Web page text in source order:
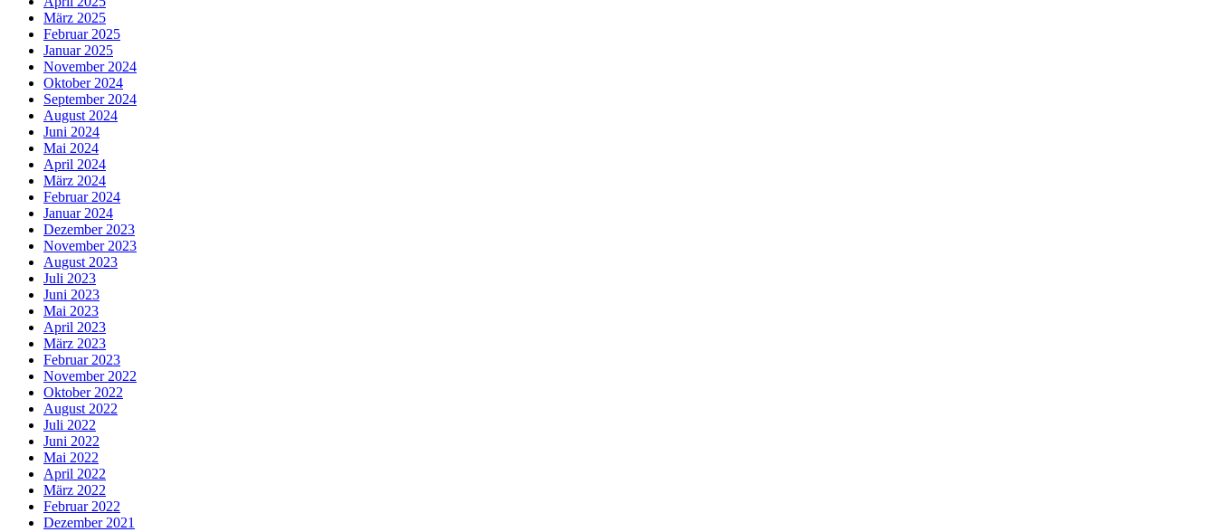
März 2025
Februar 2025
Januar 2025
November 2024
Oktober 2024
September 2024
August 2024
Juni 2024
Mai 2024
April 2024
März 2024
Februar 2024
Januar 2024
Dezember 2023
November 2023
August 2023
Juli 2023
Juni 2023
Mai 2023
April 2023
März 2023
Februar 2023
November 2022
Oktober 2022
August 2022
Juli 2022
Juni 2022
Mai 2022
April 2022
März 2022
Februar 2022
Dezember 2021